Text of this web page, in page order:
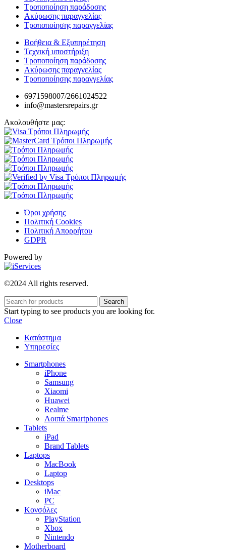
Τροποποίηση παράδοσης
Ακύρωσης παραγγελίας
Τροποποίησης παραγγελίας
Βοήθεια & Εξυπηρέτηση
Τεχνική υποστήριξη
Τροποποίηση παράδοσης
Ακύρωσης παραγγελίας
Τροποποίησης παραγγελίας
6971598007/2661024522
info@mastersrepairs.gr
Ακολουθήστε μας:
Όροι χρήσης
Πολιτική Cookies
Πολιτική Απορρήτου
GDPR
Powered by
©2024 All rights reserved.
Search
Start typing to see products you are looking for.
Close
Κατάστημα
Υπηρεσίες
Smartphones
iPhone
Samsung
Xiaomi
Huawei
Realme
Λοιπά Smartphones
Tablets
iPad
Brand Tablets
Laptops
MacBook
Laptop
Desktops
iMac
PC
Κονσόλες
PlayStation
Xbox
Nintendo
Motherboard